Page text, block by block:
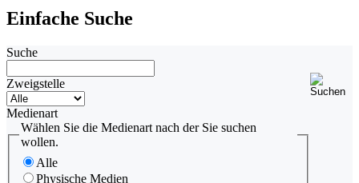
Einfache Suche
Suche
Zweigstelle
Medienart
Wählen Sie die Medienart nach der Sie suchen
wollen.
Alle
Physische Medien